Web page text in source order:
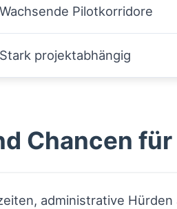
Wachsende Pilotkorridore
Stark projektabhängig
Chancen
administrative